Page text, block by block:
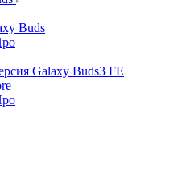
Buds
Galaxy Buds3 FE